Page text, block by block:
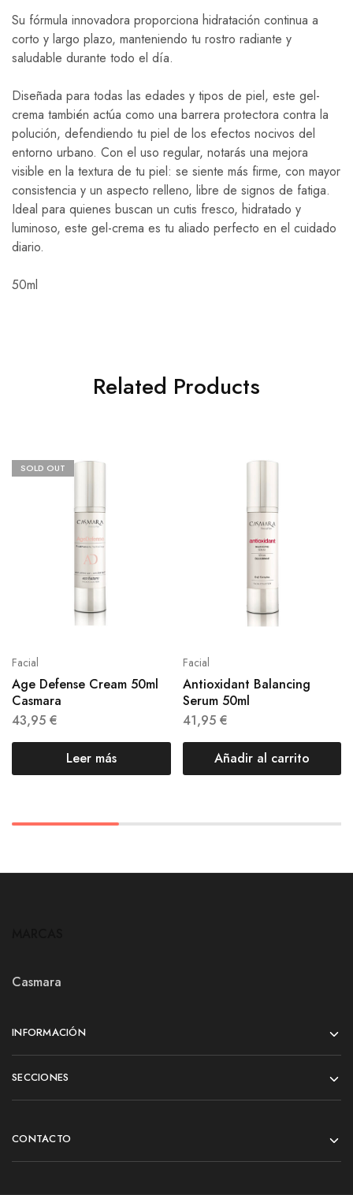
Su fórmula innovadora proporciona hidratación continua a
corto y largo plazo, manteniendo tu rostro radiante y
saludable durante todo el día.
Diseñada para todas las edades y tipos de piel, este gel-
crema también actúa como una barrera protectora contra la
polución, defendiendo tu piel de los efectos nocivos del
entorno urbano. Con el uso regular, notarás una mejora
visible en la textura de tu piel: se siente más firme, con mayor
consistencia y un aspecto relleno, libre de signos de fatiga.
Ideal para quienes buscan un cutis fresco, hidratado y
luminoso, este gel-crema es tu aliado perfecto en el cuidado
diario.
50ml
Related Products
SOLD OUT
Facial
Age Defense Cream 50ml
Casmara
43,95 €
Leer más
Facial
Antioxidant Balancing
Serum 50ml
41,95 €
Añadir al carrito
Casmara
INFORMACIÓN
SECCIONES
CONTACTO